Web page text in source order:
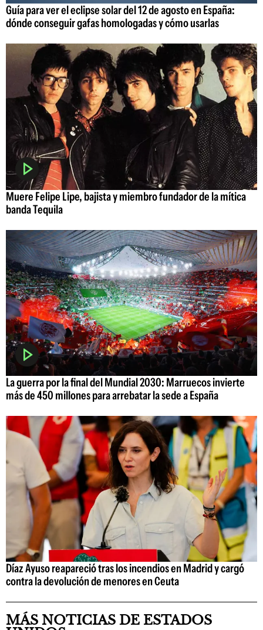
Guía para ver el eclipse solar del 12 de agosto en España:
dónde conseguir gafas homologadas y cómo usarlas
Muere Felipe Lipe, bajista y miembro fundador de la mítica
banda Tequila
La guerra por la final del Mundial 2030: Marruecos invierte
más de 450 millones para arrebatar la sede a España
Díaz Ayuso reapareció tras los incendios en Madrid y cargó
contra la devolución de menores en Ceuta
MÁS NOTICIAS DE ESTADOS